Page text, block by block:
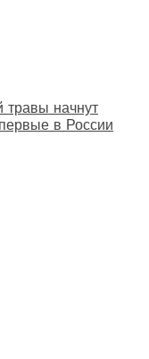
травы начнут
в России